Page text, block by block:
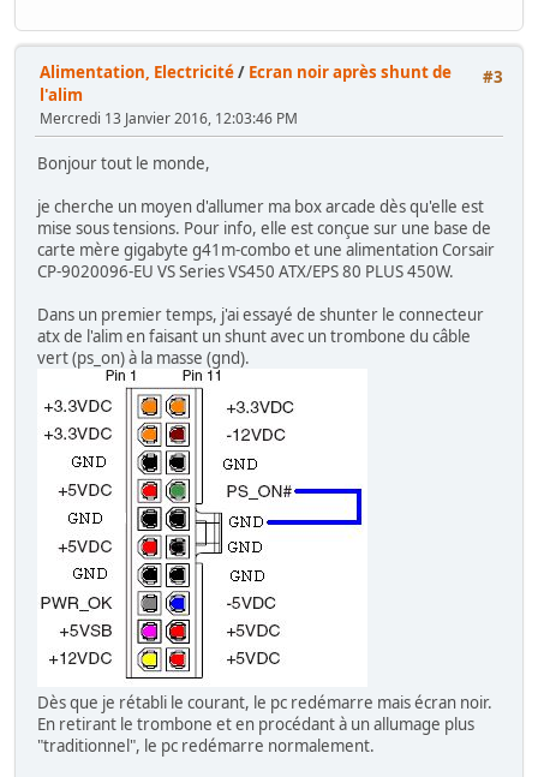
#3
Alimentation, Electricité/ Ecran noir après shunt de
l'alim
Mercredi 13 Janvier 2016, 12:03:46 PM
Bonjour tout le monde,
je cherche un moyen d'allumer ma box arcade dès qu'elle est
mise sous tensions. Pour info, elle est conçue sur une base de
carte mère gigabyte g41m-combo et une alimentation Corsair
CP-9020096-EU VS Series VS450 ATX/EPS 80 PLUS 450W.
Dans un premier temps, j'ai essayé de shunter le connecteur
atx de l'alim en faisant un shunt avec un trombone du câble
vert (ps_on) à la masse (gnd).
Dès que je rétabli le courant, le pc redémarre mais écran noir.
En retirant le trombone et en procédant à un allumage plus
"traditionnel", le pc redémarre normalement.